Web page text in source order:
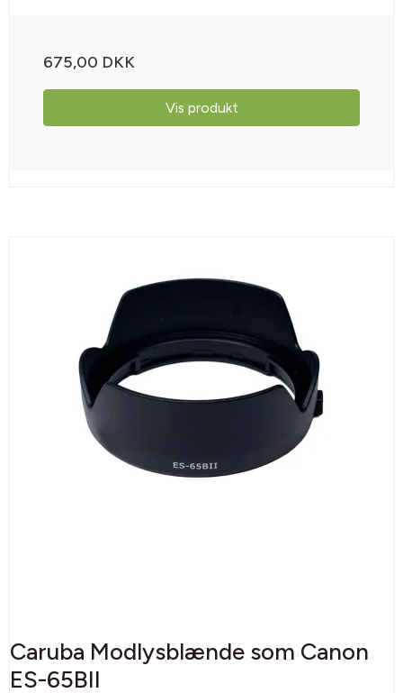
675,00 DKK
Vis produkt
Caruba Modlysblænde som Canon
ES-65BII